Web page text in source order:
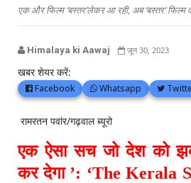
एक और फिल्म ‘बस्तर’लेकर आ रही, अब ‘बस्तर’ फिल्म
Himalaya ki Aawaj जून 30, 2023
खबर शेयर करें:
Facebook Whatsapp
रामरतन पवांर/गढ़वाल ब्यूरो
एक ऐसा सच जो देश को
कर देगा ’: ‘The Kerala